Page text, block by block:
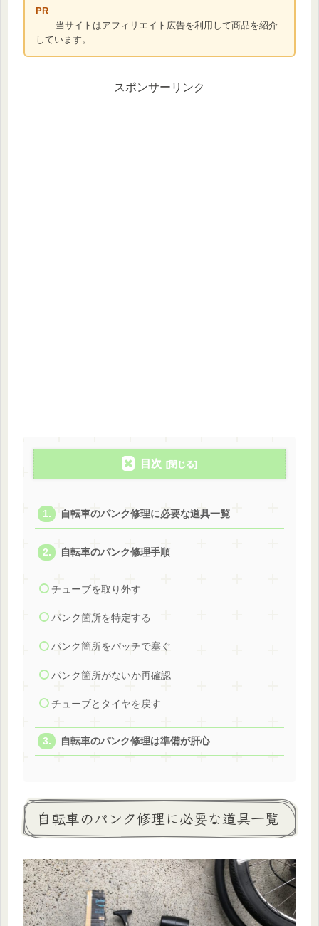
PR
当サイトはアフィリエイト広告を利用して商品を紹介
しています。
スポンサーリンク
目次
自転車のパンク修理に必要な道具一覧
自転車のパンク修理手順
チューブを取り外す
パンク箇所を特定する
パンク箇所をパッチで塞ぐ
パンク箇所がないか再確認
チューブとタイヤを戻す
自転車のパンク修理は準備が肝心
自転車のパンク修理に必要な道具一覧